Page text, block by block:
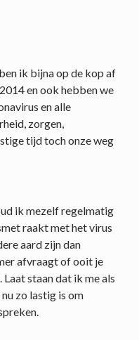
ik bijna op de kop af
en ook hebben we
en alle
zorgen,
tijd toch onze weg
ik mezelf regelmatig
raakt met het virus
aard zijn dan
afvraagt of ooit je
Laat staan dat ik me als
zo lastig is om